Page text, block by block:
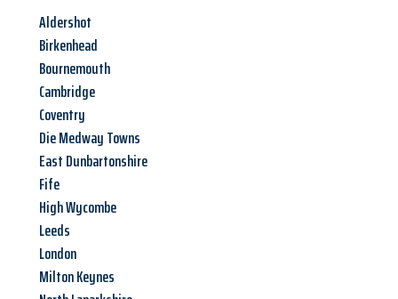
Aldershot
Birkenhead
Bournemouth
Cambridge
Coventry
Die Medway Towns
East Dunbartonshire
Fife
High Wycombe
Leeds
London
Milton Keynes